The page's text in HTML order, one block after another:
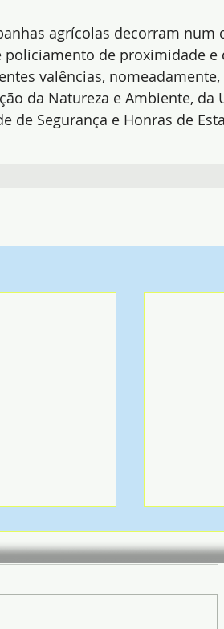
agrícolas decorram num
policiamento de proximidade e
valências, nomeadamente,
da Natureza e Ambiente, da
de Segurança e Honras de